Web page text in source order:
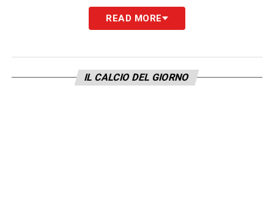
tecnico ha sollecitato la dirigenza a investire
con decisione per mantenere la squadra ai
A Barcellona, intanto, Deco ha elogiato
READ MORE
IL CALCIO DEL GIORNO